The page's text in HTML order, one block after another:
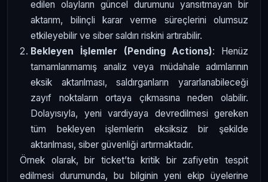
edilen olayların güncel durumunu yansıtmayan bir
aktarım, bilinçli karar verme süreçlerini olumsuz
etkileyebilir ve siber saldırı riskini artırabilir.
Bekleyen İşlemler (Pending Actions): Henüz
tamamlanmamış analiz veya müdahale adımlarının
eksik aktarılması, saldırganların yararlanabileceği
zayıf noktaların ortaya çıkmasına neden olabilir.
Dolayısıyla, yeni vardiyaya devredilmesi gereken
tüm bekleyen işlemlerin eksiksiz bir şekilde
aktarılması, siber güvenliği artırmaktadır.
Örnek olarak, bir ticket’ta kritik bir zafiyetin tespit
edilmesi durumunda, bu bilginin yeni ekip üyelerine